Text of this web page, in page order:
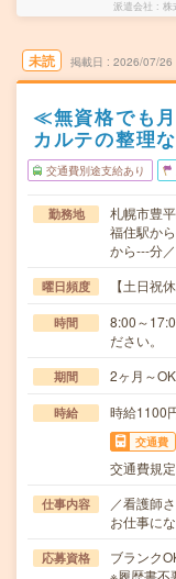
派遣会社 株
未読 掲載日 2026/07/26
≪無資格でも
カルテの整理
交通費別途支給あり
勤務地
札幌市豊
福住駅か
から---分
曜日頻度 【土日祝
時間
8:00～
ださい。
期間 2ヶ月～
時給 時給1100
交通費
交通費規
仕事内容
／看護師
お仕事に
応募資格
ブランク
※履歴書不